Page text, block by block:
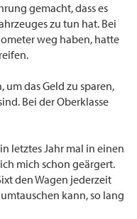
gemacht, dass es
zu tun hat. Bei
weg haben, hatte
das Geld zu sparen,
Bei der Oberklasse
letztes Jahr mal in einen
mich schon geärgert.
den Wagen jederzeit
kann, so lang